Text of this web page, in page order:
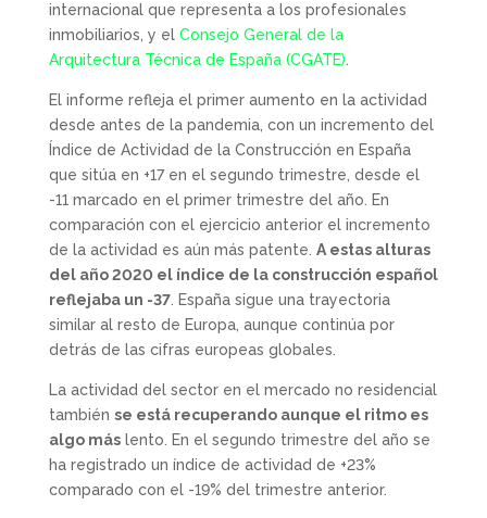
internacional que representa a los profesionales
inmobiliarios, y el Consejo General de la
Arquitectura Técnica de España (CGATE)
El informe refleja el primer aumento en la actividad
desde antes de la pandemia, con un incremento del
Índice de Actividad de la Construcción en España
que sitúa en +17 en el segundo trimestre, desde el
-11 marcado en el primer trimestre del año. En
comparación con el ejercicio anterior el incremento
de la actividad es aún más patente. A estas alturas
del año 2020 el índice de la construcción español
reflejaba un -37. España sigue una trayectoria
similar al resto de Europa, aunque continúa por
detrás de las cifras europeas globales.
La actividad del sector en el mercado no residencial
también se está recuperando aunque el ritmo es
algo máslento. En el segundo trimestre del año se
ha registrado un índice de actividad de +23%
comparado con el -19% del trimestre anterior.